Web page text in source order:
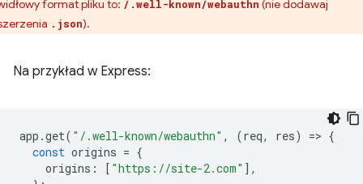
format pliku to: /.well-known/webauthn (nie dodawaj
.json).
Na przykład w Express:
app .get( "/.well-known/webauthn" , (req, res) => {
const origins = {
origins : [ "https://site-2.com" ],